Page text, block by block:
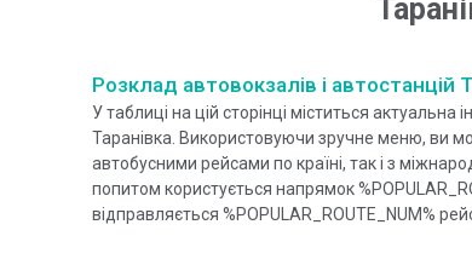
Розклад автовокзалів і автостанцій
У таблиці на цій сторінці міститься
Таранівка. Використовуючи зручне меню, ви
автобусними рейсами по країні, так і з
попитом користується напрямок
відправляється %POPULAR_ROUTE_NUM%